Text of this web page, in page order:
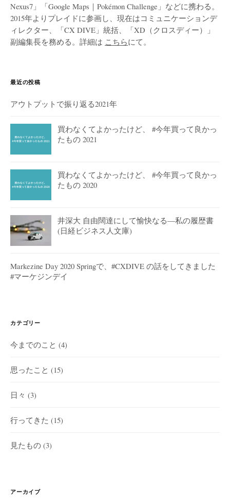
Nexus7」「Google Maps｜Pokémon Challenge」などに携わる。
2015年よりプレイドに参画し、現在はコミュニケーションデ
ィレクター、「CX DIVE」統括、「XD（クロスディー）」
副編集長を務める。詳細は こちらにて。
最近の投稿
アウトプットで振り返る2021年
買わなくてよかったけど、 #今年買って良かっ
たもの 2021
買わなくてよかったけど、 #今年買って良かっ
たもの 2020
井深大 自由闊達にして愉快なる―私の履歴書
(日経ビジネス人文庫)
Markezine Day 2020 Springで、#CXDIVE の話をしてきました
#マーケジンデイ
カテゴリー
今までのこと (4)
思ったこと (15)
日々 (3)
行ってきた (15)
見たもの (3)
アーカイブ